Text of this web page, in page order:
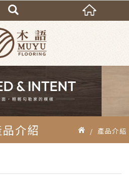
品介紹 產品介紹